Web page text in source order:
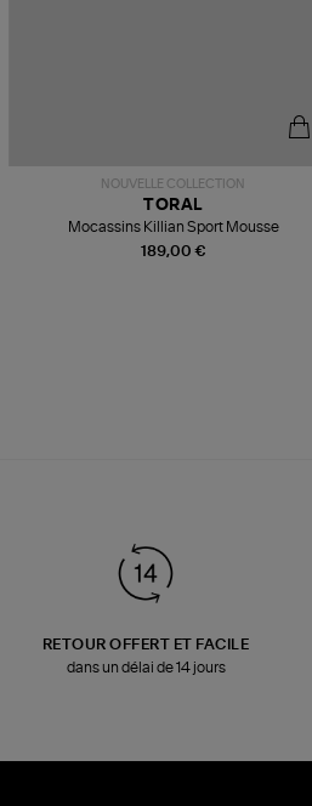
NOUVELLE COLLECTION
189,00 €
TORAL
Mocassins Killian Sport Mousse
RETOUR OFFERT ET FACILE
dans un délai de 14 jours